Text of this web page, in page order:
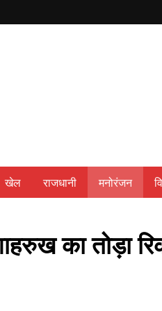
खेल राजधानी मनोरंजन
का तोड़ा